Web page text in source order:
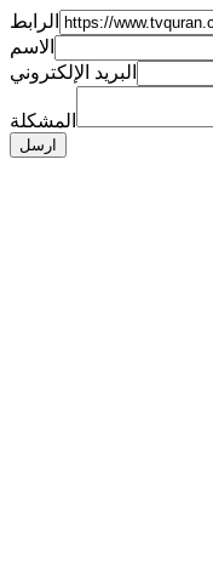
الرابط
الاسم
البريد الإلكتروني
المشكلة
ارسل